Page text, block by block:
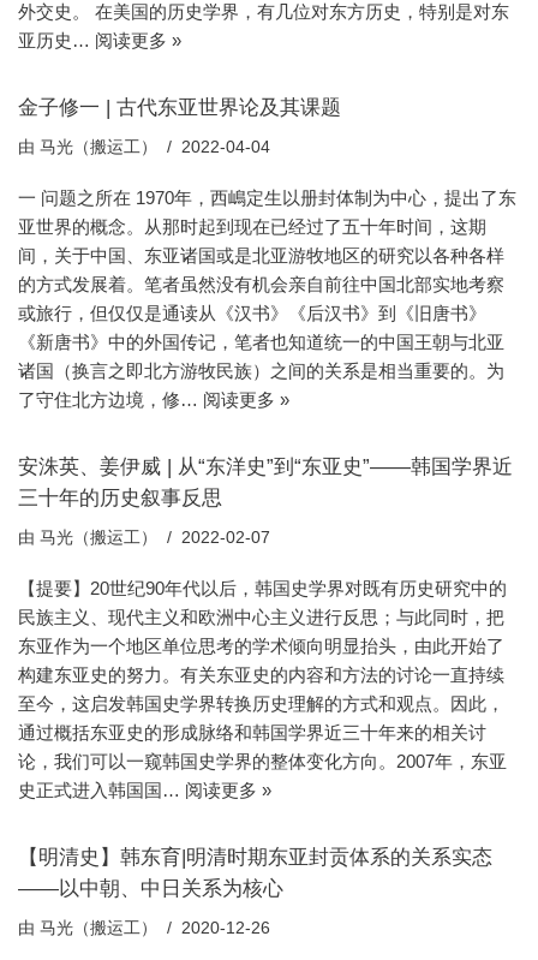
外交史。 在美国的历史学界，有几位对东方历史，特别是对东
亚历史… 阅读更多 »
金子修一 | 古代东亚世界论及其课题
由 马光（搬运工） 2022-04-04
一 问题之所在 1970年，西嶋定生以册封体制为中心，提出了东
亚世界的概念。从那时起到现在已经过了五十年时间，这期
间，关于中国、东亚诸国或是北亚游牧地区的研究以各种各样
的方式发展着。笔者虽然没有机会亲自前往中国北部实地考察
或旅行，但仅仅是通读从《汉书》《后汉书》到《旧唐书》
《新唐书》中的外国传记，笔者也知道统一的中国王朝与北亚
诸国（换言之即北方游牧民族）之间的关系是相当重要的。为
了守住北方边境，修… 阅读更多 »
安洙英、姜伊威 | 从“东洋史”到“东亚史”——韩国学界近
三十年的历史叙事反思
由 马光（搬运工） 2022-02-07
【提要】20世纪90年代以后，韩国史学界对既有历史研究中的
民族主义、现代主义和欧洲中心主义进行反思；与此同时，把
东亚作为一个地区单位思考的学术倾向明显抬头，由此开始了
构建东亚史的努力。有关东亚史的内容和方法的讨论一直持续
至今，这启发韩国史学界转换历史理解的方式和观点。因此，
通过概括东亚史的形成脉络和韩国学界近三十年来的相关讨
论，我们可以一窥韩国史学界的整体变化方向。2007年，东亚
史正式进入韩国国… 阅读更多 »
【明清史】韩东育|明清时期东亚封贡体系的关系实态
——以中朝、中日关系为核心
由 马光（搬运工） 2020-12-26